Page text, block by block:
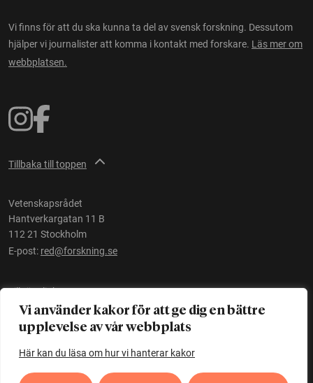
Vi använder kakor för att ge dig en bättre
upplevelse av vår webbplats
Här kan du läsa om hur vi hanterar kakor
Vi finns för att du ska kunna ta del av svensk forskning. Dessutom
hjälper vi journalister att komma i kontakt med forskare. Läs mer om
webbplatsen.
Tillbaka till toppen
Vetenskapsrådet
Hantverkargatan 11 B
112 21 Stockholm
E-post: red@forskning.se
Tillgänglighet
Ett initiativ avVetenskapsrådet